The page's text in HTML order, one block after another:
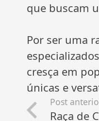
que buscam
Por ser uma
cresça em
únicas e
Post
Raça de